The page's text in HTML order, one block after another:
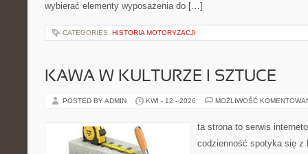
wybierać elementy wyposażenia do […]
CATEGORIES: HISTORIA MOTORYZACJI
KAWA W KULTURZE I SZTUCE
POSTED BY ADMIN KWI - 12 - 2026 MOŻLIWOŚĆ
ta strona to serwis
codzienność spotyka się z